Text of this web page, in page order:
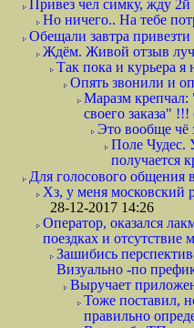
Привез чел симку, жду
Но ничего.. На тебе
Обещали завтра
Ждём. Живой отзыв
Так пока и курьера я
Опять звонили и
Маразм крепчал:
своего заказа"
Это вообще чё
Поле Чудес.
получается
Для голосового общения
Хз, у меня московский
28-12-2017 14:26
Оператор, оказался
поездках и отсутствие
Зашибись
Визуально -по
Выручает
Тоже поставил,
правильно